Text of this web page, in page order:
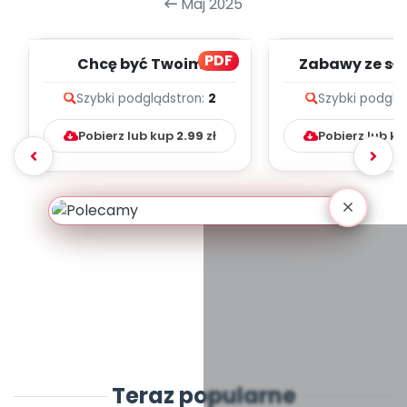
PDF
Chcę być Twoim
melodii i tekst
Szybki podglądstron: 2
Pobierz lub kup 2.99 zł
Zabawy ze
Szybki
Pobierz lub
Teraz popularne